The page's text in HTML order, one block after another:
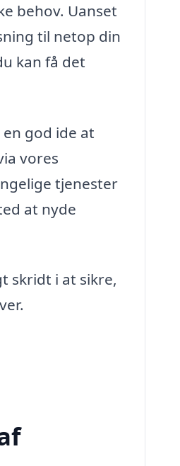
behov. Uanset
til netop din
kan få det
god ide at
vores
tjenester
at nyde
skridt i at sikre,